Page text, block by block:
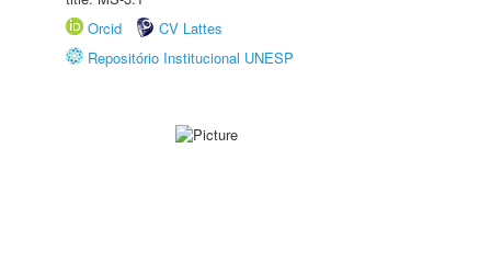
Orcid
CV Lattes
Repositório Institucional UNESP